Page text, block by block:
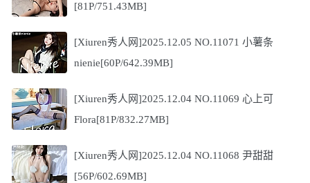
[81P/751.43MB]
[Xiuren秀人网]2025.12.05 NO.11071 小薯条
nienie[60P/642.39MB]
[Xiuren秀人网]2025.12.04 NO.11069 心上可
Flora[81P/832.27MB]
[Xiuren秀人网]2025.12.04 NO.11068 尹甜甜
[56P/602.69MB]